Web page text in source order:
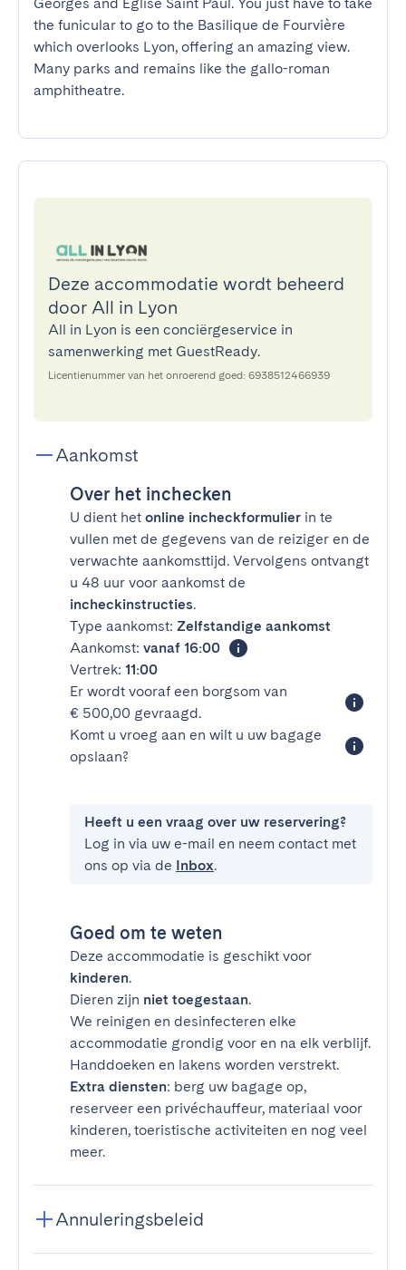
the funicular to go to the Basilique de Fourvière
which overlooks Lyon, offering an amazing view.
Many parks and remains like the gallo-roman
amphitheatre.
Deze accommodatie wordt beheerd
door All in Lyon
All in Lyon is een conciërgeservice in
samenwerking met GuestReady.
Licentienummer van het onroerend goed: 6938512466939
Aankomst
Over het inchecken
U dient het online incheckformulier in te
vullen met de gegevens van de reiziger en de
verwachte aankomsttijd. Vervolgens ontvangt
u 48 uur voor aankomst de
incheckinstructies.
Type aankomst: Zelfstandige aankomst
Aankomst: vanaf 16:00
Vertrek: 11:00
Er wordt vooraf een borgsom van
€ 500,00 gevraagd.
Komt u vroeg aan en wilt u uw bagage
opslaan?
Heeft u een vraag over uw reservering?
Log in via uw e-mail en neem contact met
ons op via de Inbox.
Goed om te weten
Deze accommodatie is geschikt voor
kinderen.
Dieren zijn niet toegestaan.
We reinigen en desinfecteren elke
accommodatie grondig voor en na elk verblijf.
Handdoeken en lakens worden verstrekt.
Extra diensten: berg uw bagage op,
reserveer een privéchauffeur, materiaal voor
kinderen, toeristische activiteiten en nog veel
meer.
Annuleringsbeleid